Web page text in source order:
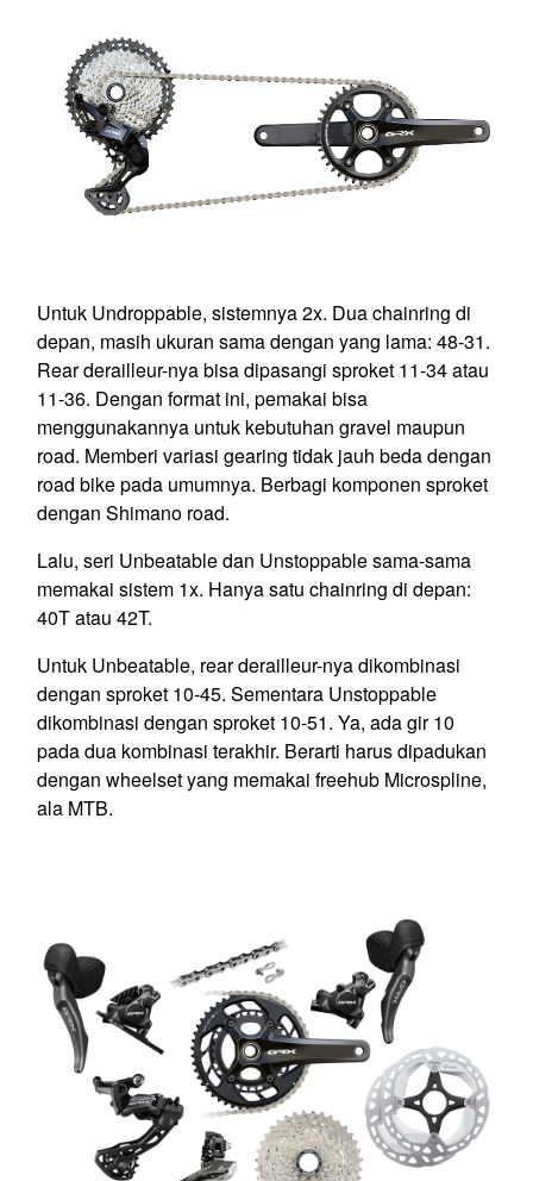
Untuk Undroppable, sistemnya 2x. Dua chainring di
depan, masih ukuran sama dengan yang lama: 48-31.
Rear derailleur-nya bisa dipasangi sproket 11-34 atau
11-36. Dengan format ini, pemakai bisa
menggunakannya untuk kebutuhan gravel maupun
road. Memberi variasi gearing tidak jauh beda dengan
road bike pada umumnya. Berbagi komponen sproket
dengan Shimano road.
Lalu, seri Unbeatable dan Unstoppable sama-sama
memakai sistem 1x. Hanya satu chainring di depan:
40T atau 42T.
Untuk Unbeatable, rear derailleur-nya dikombinasi
dengan sproket 10-45. Sementara Unstoppable
dikombinasi dengan sproket 10-51. Ya, ada gir 10
pada dua kombinasi terakhir. Berarti harus dipadukan
dengan wheelset yang memakai freehub Microspline,
ala MTB.